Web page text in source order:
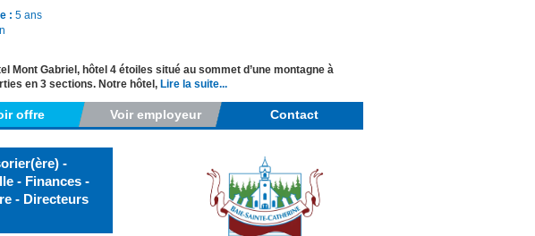
: 5 ans
Mont Gabriel, hôtel 4 étoiles situé au sommet d’une montagne à
en 3 sections. Notre hôtel, Lire la suite...
offre Voir employeur Contact
-
- Finances -
- Directeurs